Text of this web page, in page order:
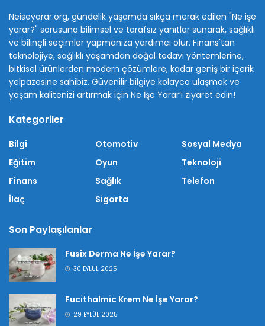
Neiseyarar.org, gündelik yaşamda sıkça merak edilen "Ne işe
yarar?" sorusuna bilimsel ve tarafsız yanıtlar sunarak, sağlıklı
ve bilinçli seçimler yapmanıza yardımcı olur. Finans'tan
teknolojiye, sağlıklı yaşamdan doğal tedavi yöntemlerine,
bitkisel ürünlerden modern çözümlere, kadar geniş bir içerik
yelpazesine sahibiz. Güvenilir bilgiye kolayca ulaşmak ve
yaşam kalitenizi artırmak için Ne İşe Yarar’ı ziyaret edin!
Kategoriler
Bilgi
Eğitim
Finans
İlaç
Otomotiv
Oyun
Sağlık
Sigorta
Sosyal Medya
Teknoloji
Telefon
Son Paylaşılanlar
Fusix Derma Ne İşe Yarar?
30 EYLÜL 2025
Fucithalmic Krem Ne İşe Yarar?
29 EYLÜL 2025